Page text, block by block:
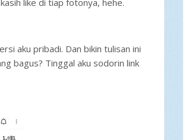
like di tiap fotonya, hehe.
aku pribadi. Dan bikin tulisan ini
bagus? Tinggal aku sodorin link